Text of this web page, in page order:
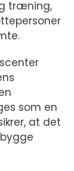
træning,
som en
at det